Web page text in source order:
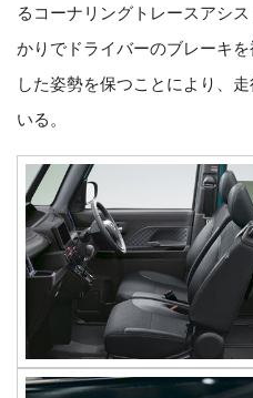
るコーナリングトレースアシ
かりでドライバーのブレーキ
した姿勢を保つことにより、
いる。